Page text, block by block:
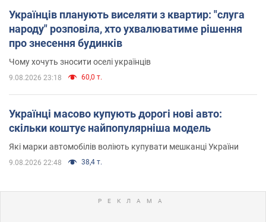
Українців планують виселяти з квартир: "слуга
народу" розповіла, хто ухвалюватиме рішення
про знесення будинків
Чому хочуть зносити оселі українців
9.08.2026 23:18 60,0 т.
Українці масово купують дорогі нові авто:
скільки коштує найпопулярніша модель
Які марки автомобілів воліють купувати мешканці України
9.08.2026 22:48 38,4 т.